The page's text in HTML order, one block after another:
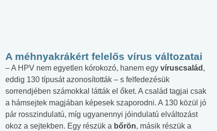
A méhnyakrákért felelős vírus változatai
– A HPV nem egyetlen kórokozó, hanem egy víruscsalád ,
eddig 130 típusát azonosították – s felfedezésük
sorrendjében számokkal látták el őket. A család tagjai csak
a hámsejtek magjában képesek szaporodni. A 130 közül jó
pár rosszindulatú, míg ugyanennyi jóindulatú elváltozást
okoz a sejtekben. Egy részük a bőrön, másik részük a